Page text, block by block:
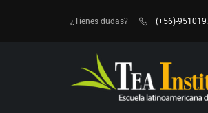
¿Tienes dudas? (+56)-